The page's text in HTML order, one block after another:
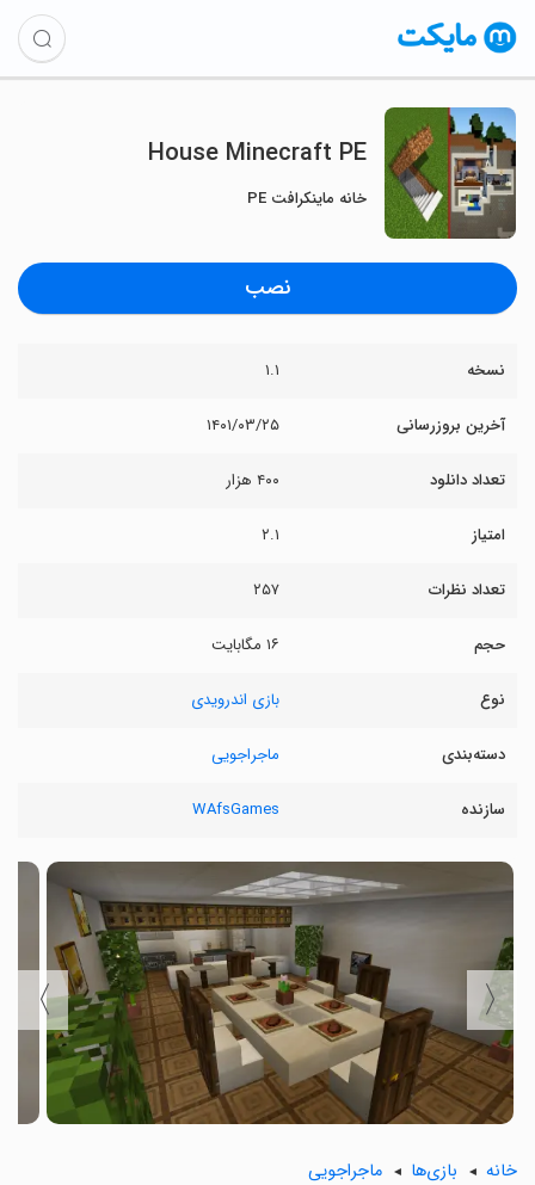
House Minecraft PE
خانه ماینکرافت PE
نصب
نسخه ۱.۱
آخرین بروزرسانی ۱۴۰۱/۰۳/۲۵
تعداد دانلود ۴۰۰ هزار
امتیاز ۲.۱
تعداد نظرات ۲۵۷
حجم ۱۶ مگابایت
نوع بازی اندرویدی
دسته‌بندی ماجراجویی
سازنده WAfsGames
〈
〉
خانه بازی‌ها ماجراجویی